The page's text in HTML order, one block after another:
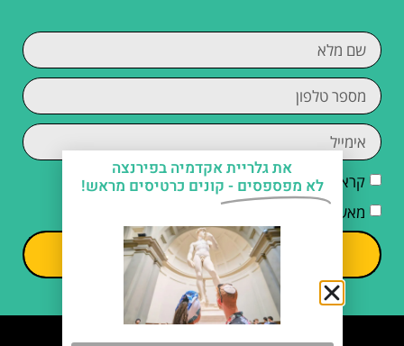
קראתי והסכמתי למדיניות הפרטיות
מאשר/ת קבלת דיוור וחומרים פרסומיים
שליחה
את גלריית אקדמיה בפירנצה
לא מפספסים - קונים כרטיסים מראש!